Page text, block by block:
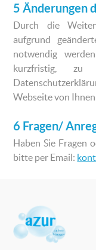
5 Änderungen
Durch die
aufgrund
notwendig
kurzfristig, zu
Webseite von
6 Fragen/
Haben Sie Fragen
bitte per Email: